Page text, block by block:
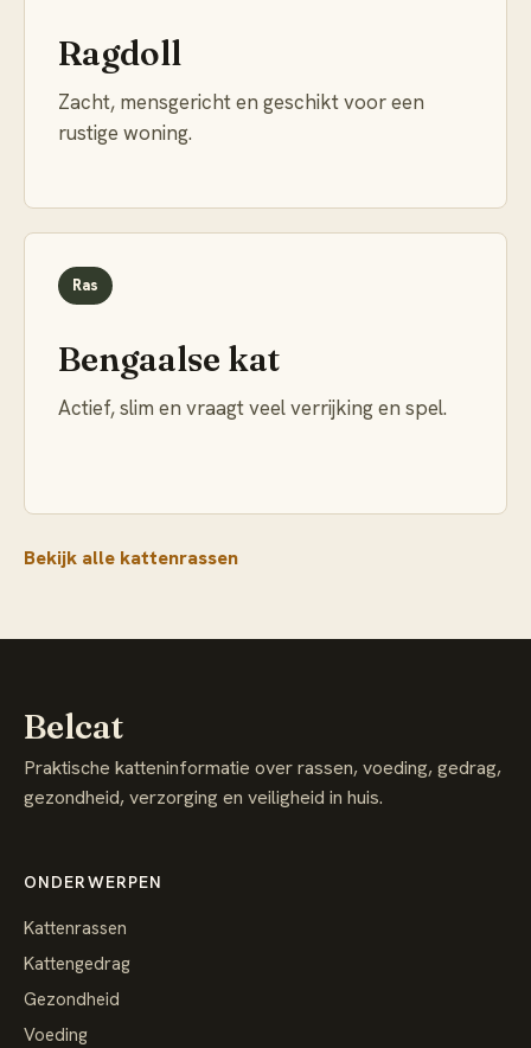
Ragdoll
Zacht, mensgericht en geschikt voor een
rustige woning.
Ras
Bengaalse kat
Actief, slim en vraagt veel verrijking en spel.
Bekijk alle kattenrassen
Belcat
Praktische katteninformatie over rassen, voeding, gedrag,
gezondheid, verzorging en veiligheid in huis.
ONDERWERPEN
Kattenrassen
Kattengedrag
Gezondheid
Voeding